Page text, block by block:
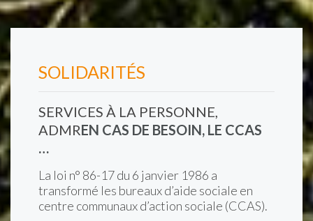
SOLIDARITÉS
SERVICES À LA PERSONNE,
ADMREN CAS DE BESOIN, LE CCAS
…
La loi n° 86-17 du 6 janvier 1986 a
transformé les bureaux d’aide sociale en
centre communaux d’action sociale (CCAS).